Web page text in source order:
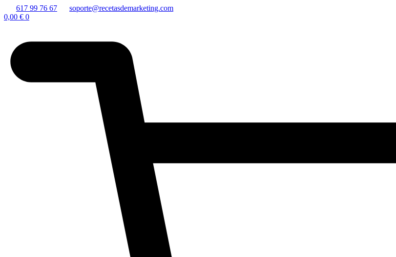
617 99 76 67
soporte@recetasdemarketing.com
0,00 € 0